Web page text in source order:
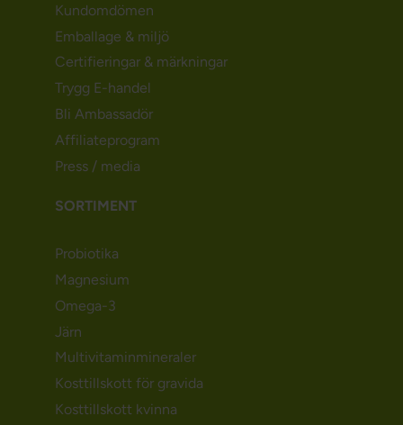
Kundomdömen
Emballage & miljö
Certifieringar & märkningar
Trygg E-handel
Bli Ambassadör
Affiliateprogram
Press / media
SORTIMENT
Probiotika
Magnesium
Omega-3
Järn
Multivitaminmineraler
Kosttillskott för gravida
Kosttillskott kvinna